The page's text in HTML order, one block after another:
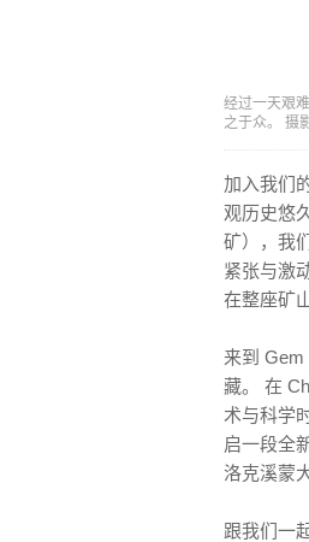
经过一天艰
之于众。 摄
加入我们
观历史悠
矿），我
紧张与激
在整座矿
来到 Gem
藏。 在
术与科学
启一段全
洛克溪蒙
跟我们一